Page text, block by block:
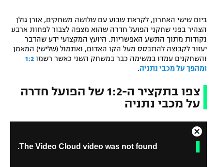
תקנון עבור פעילות אלקטרה
תקנון עבור פעילות ספורט 1 – "מרלן"
גיימינג E-Sports
תנאי שימוש
מדיניות פרטיות
תקנון פעילות ספורט 1
פוטבול אמריקאי NFL
בייסבול MLB
ספורט אתגרי ואקסטרים
אומנויות לחימה
ביום שישי האחרון, לקראת שבוע עם שלושה משחקים, אורן גולן
הצהיר בפני שחקני הפועל חדרה שהוא מצפה לצבור לפחות ארבע
נקודות מתוך התשע האפשריות. היועץ המקצועי ידע שהדבר
יעזור לקבוצה להתבסס מעל הקו האדום, ואתמול (שלישי) המאמן
והשחקנים עמדו במשימה כבר במשחק השני כאשר רשמו 1:2
ומהפך על מכבי נתניה.
צפו בתקציר ה-1:2 של הפועל חדרה
על מכבי נתניה
The Video Cloud video was not found.
C